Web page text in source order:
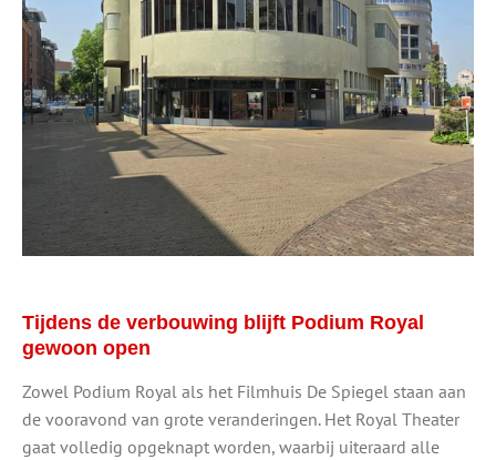
Tijdens de verbouwing blijft Podium Royal
gewoon open
Zowel Podium Royal als het Filmhuis De Spiegel staan aan
de vooravond van grote veranderingen. Het Royal Theater
gaat volledig opgeknapt worden, waarbij uiteraard alle